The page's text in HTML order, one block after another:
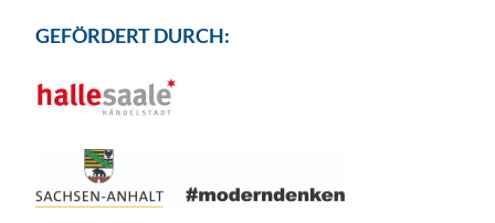
GEFÖRDERT DURCH: